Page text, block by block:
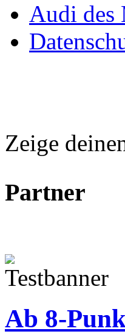
Audi des
Zeige
Partner
Ab 8-